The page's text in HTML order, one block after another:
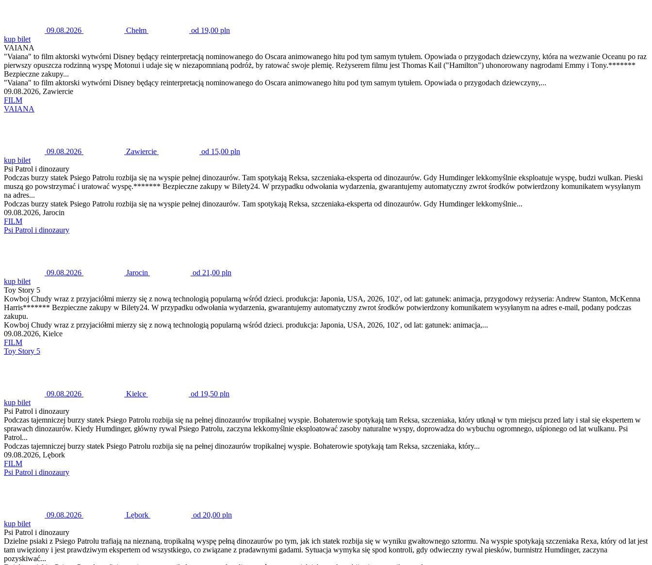
09.08.2026 Chełm
od 19,00 pln
kup bilet
VAIANA
"Vaiana" to film aktorski wytwórni Disney będący reinterpretacją nominowanego do Oscara animowanego hitu pod tym samym tytułem. Opowiada o przygodach dziewczyny, która na wezwanie Oceanu po raz
pierwszy opuszcza rodzinną wyspę Motonui i udaje się w niezapomnianą podróż, by ratować swoje plemię. Reżyserem filmu jest Thomas Kail ("Hamilton") uhonorowany nagrodami Emmy i Tony.*******
Bezpieczne zakupy...
"Vaiana" to film aktorski wytwórni Disney będący reinterpretacją nominowanego do Oscara animowanego hitu pod tym samym tytułem. Opowiada o przygodach dziewczyny,...
09.08.2026, Zawiercie
FILM
VAIANA
09.08.2026 Zawiercie
od 15,00 pln
kup bilet
Psi Patrol i dinozaury
Podczas burzy statek Psiego Patrolu rozbija się na wyspie pełnej dinozaurów. Tam spotykają Reksa, szczeniaka-eksperta od dinozaurów. Gdy Humdinger lekkomyślnie eksploatuje wyspę, budzi wulkan. Pieski
muszą go powstrzymać i uratować wyspę.******* Bezpieczne zakupy w Bilety24. W przypadku odwołania wydarzenia, gwarantujemy automatyczny zwrot środków potwierdzony komunikatem wysyłanym
na adres...
Podczas burzy statek Psiego Patrolu rozbija się na wyspie pełnej dinozaurów. Tam spotykają Reksa, szczeniaka-eksperta od dinozaurów. Gdy Humdinger lekkomyślnie...
09.08.2026, Jarocin
FILM
Psi Patrol i dinozaury
09.08.2026 Jarocin
od 21,00 pln
kup bilet
Toy Story 5
Kowboj Chudy wraz z przyjaciółmi mierzy się z nową technologią popularną wśród dzieci. produkcja: Japonia, USA, 2026, 102′, od lat: gatunek: animacja, przygodowy reżyseria: Andrew Stanton, McKenna
Harris******* Bezpieczne zakupy w Bilety24. W przypadku odwołania wydarzenia, gwarantujemy automatyczny zwrot środków potwierdzony komunikatem wysyłanym na adres e-mail, podany podczas
zakupu.
Kowboj Chudy wraz z przyjaciółmi mierzy się z nową technologią popularną wśród dzieci. produkcja: Japonia, USA, 2026, 102′, od lat: gatunek: animacja,...
09.08.2026, Kielce
FILM
Toy Story 5
09.08.2026 Kielce
od 19,50 pln
kup bilet
Psi Patrol i dinozaury
Podczas tajemniczej burzy statek Psiego Patrolu rozbija się na pełnej dinozaurów tropikalnej wyspie. Bohaterowie spotykają tam Reksa, szczeniaka, który utknął w tym miejscu przed laty i stał się ekspertem w
sprawach dinozaurów. Kiedy Humdinger, główny rywal Psiego Patrolu, zaczyna lekkomyślnie eksploatować zasoby naturalne wyspy, doprowadza do wybuchu ogromnego, uśpionego od lat wulkanu. Psi
Patrol...
Podczas tajemniczej burzy statek Psiego Patrolu rozbija się na pełnej dinozaurów tropikalnej wyspie. Bohaterowie spotykają tam Reksa, szczeniaka, który...
09.08.2026, Lębork
FILM
Psi Patrol i dinozaury
09.08.2026 Lębork
od 20,00 pln
kup bilet
Psi Patrol i dinozaury
Dzielne psiaki z Psiego Patrolu trafiają na nieznaną, tropikalną wyspę pełną dinozaurów po tym, jak ich statek rozbija się w wyniku gwałtownego sztormu. Na wyspie spotykają szczeniaka Rexa, który od lat jest
tam uwięziony i jest prawdziwym ekspertem od wszystkiego, co związane z pradawnymi gadami. Sytuacja wymyka się spod kontroli, gdy odwieczny rywal piesków, burmistrz Humdinger, zaczyna
pozyskiwać...